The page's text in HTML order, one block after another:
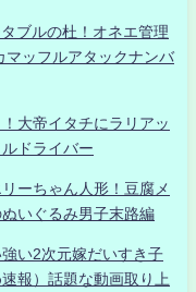
ブルの杜！オネエ管理
マッフルアタックナンバ
大帝イタチにラリアッ
ドライバー
ーちゃん人形！豆腐メ
いぐるみ男子末路編
い2次元嫁だいすき子
報）話題な動画取り上